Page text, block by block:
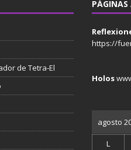
de Tetra-El
PÁGINAS
https://
Holos
agosto
L